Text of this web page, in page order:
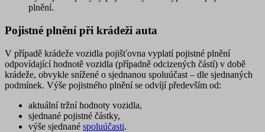
plnění.
Pojistné plnění při krádeži auta
V případě krádeže vozidla pojišťovna vyplatípojistné plnění
odpovídající hodnotě vozidla (případně odcizených částí) v době
krádeže, obvykle snížené o sjednanou spoluúčast – dle sjednaných
podmínek. Výše pojistného plnění se odvíjí především od:
aktuálnítržní hodnoty vozidla,
sjednané pojistné částky,
výše sjednané spoluúčasti.